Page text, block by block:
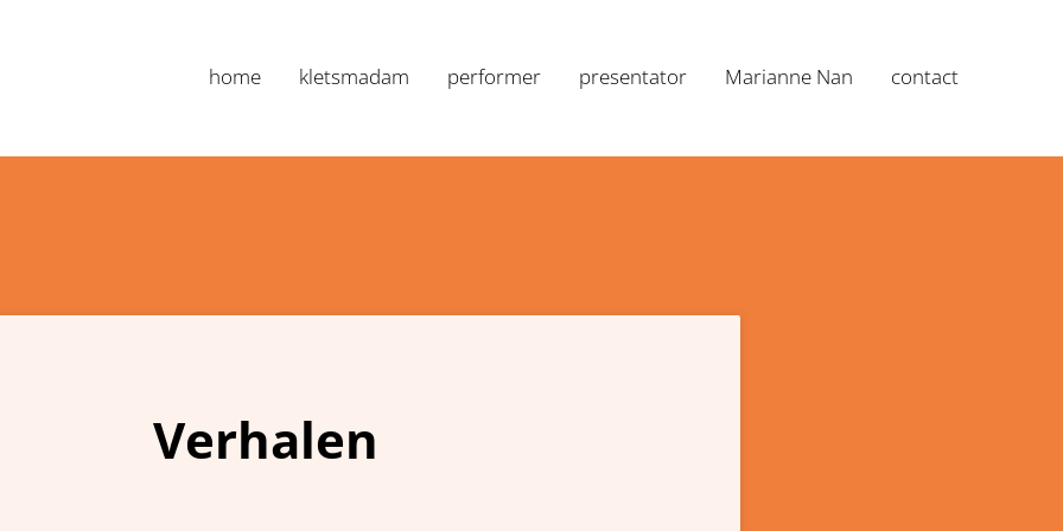
home kletsmadam performer presentator Marianne Nan contact
Verhalen